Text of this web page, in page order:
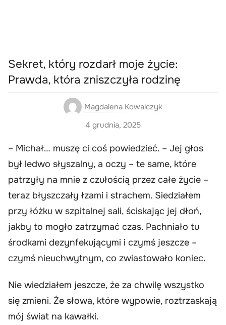
Sekret, który rozdarł moje życie:
Prawda, która zniszczyła rodzinę
Magdalena Kowalczyk
4 grudnia, 2025
– Michał… muszę ci coś powiedzieć. – Jej głos
był ledwo słyszalny, a oczy – te same, które
patrzyły na mnie z czułością przez całe życie –
teraz błyszczały łzami i strachem. Siedziałem
przy łóżku w szpitalnej sali, ściskając jej dłoń,
jakby to mogło zatrzymać czas. Pachniało tu
środkami dezynfekującymi i czymś jeszcze –
czymś nieuchwytnym, co zwiastowało koniec.
Nie wiedziałem jeszcze, że za chwilę wszystko
się zmieni. Że słowa, które wypowie, roztrzaskają
mój świat na kawałki.